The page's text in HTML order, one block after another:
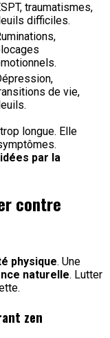
traumatismes,
difficiles.
de vie,
longue. Elle
par la
contre
physique. Une
naturelle. Lutter
zen